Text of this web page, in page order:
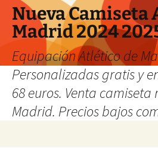
Nueva Camiseta
Madrid 2024
Equipación Atlético de
Personalizadas gratis y
68 euros. Venta
Madrid. Precios bajos